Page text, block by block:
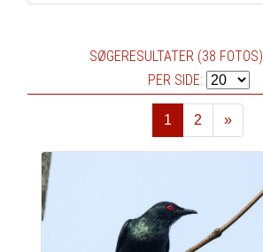
SØGERESULTATER (38 FOTOS)
PER SIDE:
1 2
»
Næste